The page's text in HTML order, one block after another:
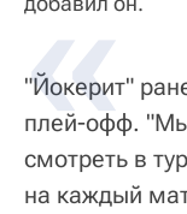
"Йокерит"
плей-офф. "Мы
смотреть в
на каждый